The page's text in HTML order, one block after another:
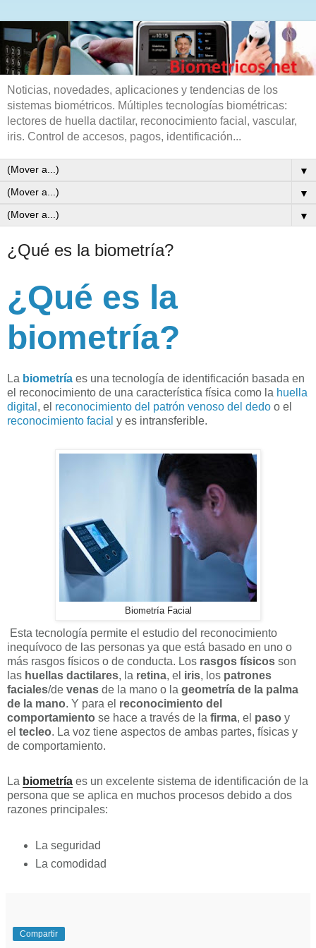
Noticias, novedades, aplicaciones y tendencias de los
sistemas biométricos. Múltiples tecnologías biométricas:
lectores de huella dactilar, reconocimiento facial, vascular,
iris. Control de accesos, pagos, identificación...
▼
▼
▼
¿Qué es la biometría?
¿Qué es la
biometría?
La biometría es una tecnología de identificación basada en
el reconocimiento de una característica física como la huella
digital , el reconocimiento del patrón venoso del dedo o el
reconocimiento facial y es intransferible.
Biometría Facial
Esta tecnología permite el estudio del reconocimiento
inequívoco de las personas ya que está basado en uno o
más rasgos físicos o de conducta. Los rasgos físicos son
las huellas dactilares, la retina, el iris, los patrones
faciales/de venas de la mano o la geometría de la palma
de la mano. Y para el reconocimiento del
comportamiento se hace a través de la firma, el paso y
el tecleo. La voz tiene aspectos de ambas partes, físicas y
de comportamiento.
La biometría es un excelente sistema de identificación de la
persona que se aplica en muchos procesos debido a dos
razones principales:
La seguridad
La comodidad
Compartir